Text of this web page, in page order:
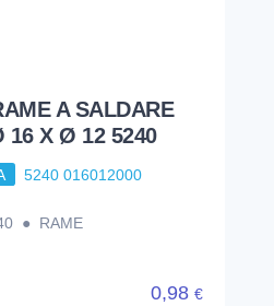
A SALDARE
16 X Ø 12 5240
5240 016012000
● RAME
0,98 €